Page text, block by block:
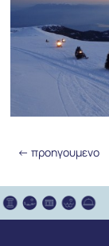
←προηγουμενο